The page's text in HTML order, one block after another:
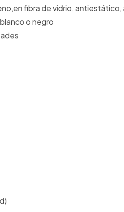
fibra de vidrio, antiestático,
o negro